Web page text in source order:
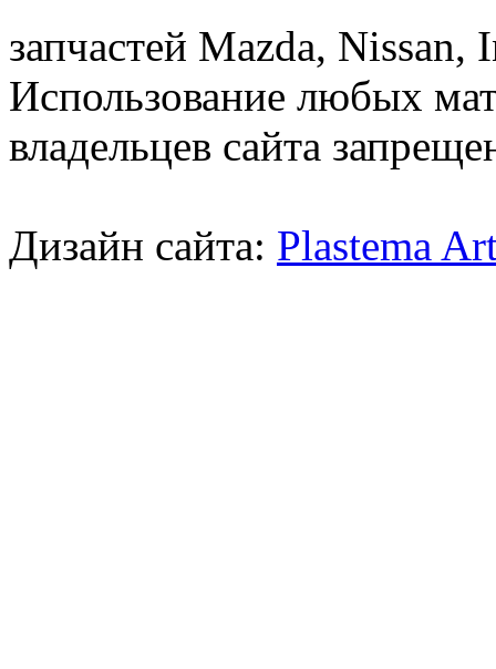
запчастей Mazda,
Использование любых
владельцев сайта
Дизайн сайта: Plastema